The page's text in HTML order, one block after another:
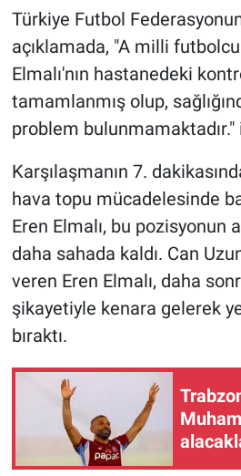
Türkiye Futbol
açıklamada, "A milli
Elmalı'nın hastanedeki
tamamlanmış olup,
problem bulunmamaktadır."
Karşılaşmanın 7.
hava topu mücadelesinde
Eren Elmalı, bu pozisyonun
daha sahada kaldı. Can
veren Eren Elmalı, daha
şikayetiyle kenara gelerek
bıraktı.